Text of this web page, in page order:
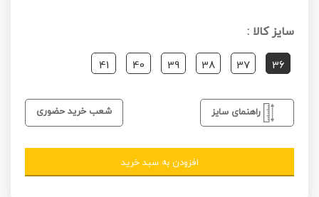
سایز کالا :
36
37
38
39
40
41
راهنمای سایز شعب خرید حضوری
افزودن به سبد خرید